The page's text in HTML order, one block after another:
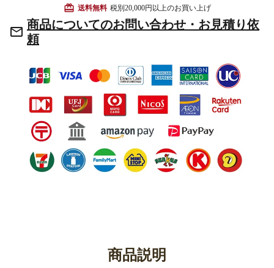
card_giftcard 送料無料 税別20,000円以上のお買い上げ
mail_outline 商品についてのお問い合わせ・お見積り依
頼
商品説明